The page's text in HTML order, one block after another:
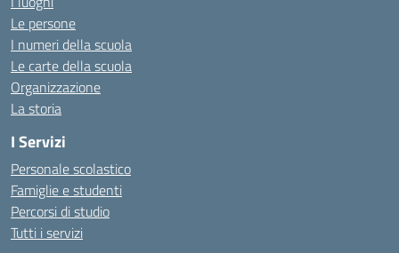
Le persone
I numeri della scuola
Le carte della scuola
Organizzazione
La storia
I Servizi
Personale scolastico
Famiglie e studenti
Percorsi di studio
Tutti i servizi